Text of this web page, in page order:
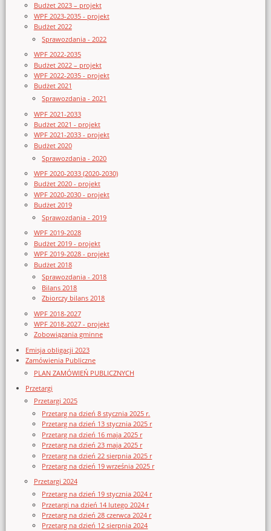
Budżet 2023 – projekt
WPF 2023-2035 - projekt
Budżet 2022
Sprawozdania - 2022
WPF 2022-2035
Budżet 2022 – projekt
WPF 2022-2035 - projekt
Budżet 2021
Sprawozdania - 2021
WPF 2021-2033
Budżet 2021 - projekt
WPF 2021-2033 - projekt
Budżet 2020
Sprawozdania - 2020
WPF 2020-2033 (2020-2030)
Budżet 2020 - projekt
WPF 2020-2030 - projekt
Budżet 2019
Sprawozdania - 2019
WPF 2019-2028
Budżet 2019 - projekt
WPF 2019-2028 - projekt
Budżet 2018
Sprawozdania - 2018
Bilans 2018
Zbiorczy bilans 2018
WPF 2018-2027
WPF 2018-2027 - projekt
Zobowiązania gminne
Emisja obligacji 2023
Zamówienia Publiczne
PLAN ZAMÓWIEŃ PUBLICZNYCH
Przetargi
Przetargi 2025
Przetarg na dzień 8 stycznia 2025 r.
Przetarg na dzień 13 stycznia 2025 r
Przetarg na dzień 16 maja 2025 r
Przetarg na dzień 23 maja 2025 r
Przetarg na dzień 22 sierpnia 2025 r
Przetarg na dzień 19 września 2025 r
Przetargi 2024
Przetarg na dzień 19 stycznia 2024 r
Przetargi na dzień 14 lutego 2024 r
Przetarg na dzień 28 czerwca 2024 r
Przetarg na dzień 12 sierpnia 2024